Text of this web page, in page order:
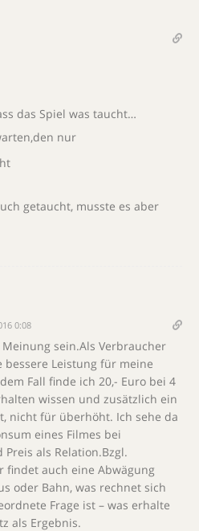
das Spiel was taucht…
nur
getaucht, musste es aber
0:08
sein.Als Verbraucher
bessere Leistung für meine
Fall finde ich 20,- Euro bei 4
wissen und zusätzlich ein
nicht für überhöht. Ich sehe da
eines Filmes bei
als Relation.Bzgl.
findet auch eine Abwägung
oder Bahn, was rechnet sich
Frage ist – was erhalte
als Ergebnis.